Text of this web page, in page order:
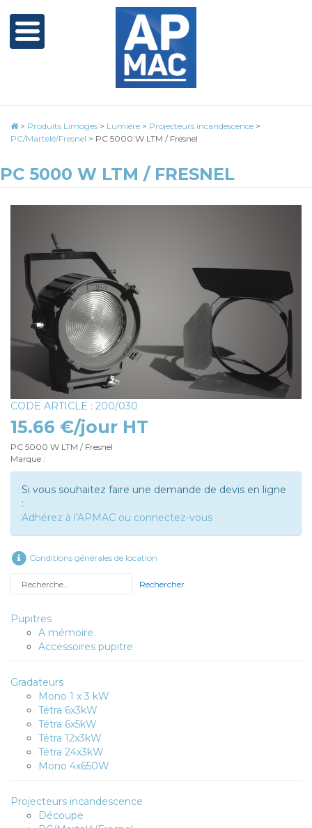
> Produits Limoges > Lumière > Projecteurs incandescence >
PC/Martelé/Fresnel > PC 5000 W LTM / Fresnel
PC 5000 W LTM / FRESNEL
CODE ARTICLE : 200/030
15.66 €/jour HT
PC 5000 W LTM / Fresnel
Marque :
Si vous souhaitez faire une demande de devis en ligne
:
Adhérez à l'APMAC ou connectez-vous
Conditions générales de location
Rechercher
Pupitres
A mémoire
Accessoires pupitre
Gradateurs
Mono 1 x 3 kW
Tétra 6x3kW
Tétra 6x5kW
Tétra 12x3kW
Tétra 24x3kW
Mono 4x650W
Projecteurs incandescence
Découpe